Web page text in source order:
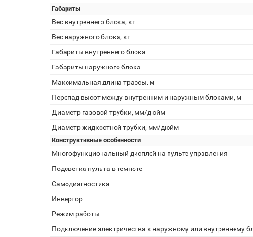
Габариты
Вес внутреннего блока, кг
Вес наружного блока, кг
Габариты внутреннего блока
Габариты наружного блока
Максимальная длина трассы, м
Перепад высот между внутренним и наружным блоками, м
Диаметр газовой трубки, мм/дюйм
Диаметр жидкостной трубки, мм/дюйм
Конструктивные особенности
Многофункциональный дисплей на пульте управления
Подсветка пульта в темноте
Самодиагностика
Инвертор
Режим работы
Подключение электричества к наружному или внутреннему